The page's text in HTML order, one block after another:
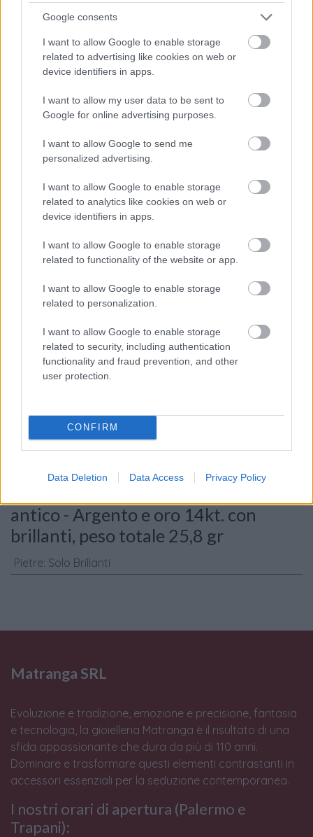
Google consents
I want to allow Google to enable storage
related to advertising like cookies on web or
device identifiers in apps.
I want to allow my user data to be sent to
Google for online advertising purposes.
I want to allow Google to send me
personalized advertising.
I want to allow Google to enable storage
related to analytics like cookies on web or
device identifiers in apps.
I want to allow Google to enable storage
related to functionality of the website or app.
I want to allow Google to enable storage
related to personalization.
I want to allow Google to enable storage
related to security, including authentication
functionality and fraud prevention, and other
user protection.
CONFIRM
Data Deletion Data Access Privacy Policy
Cognome e Nome *
Numero di telefono
Consenso al
antico - Argento e oro 14kt. con
brillanti, peso totale 25,8 gr
Pietre: Solo Brillanti
Matranga SRL
Evoluzione e tradizione, emozione e precisione, fantasia
e tecnologia, la gioielleria Matranga è il risultato di una
sfida appassionante che dura da più di 110 anni.
Dominare e trasformare questi elementi contrastanti in
accessori essenziali per la seduzione contemporanea.
I nostri orari di apertura (Palermo e
Trapani):